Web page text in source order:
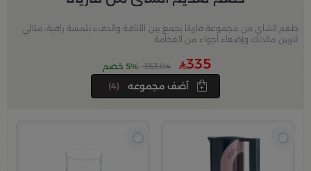
طقم الشاي من مجموعة فاريانا يجمع بين الأناقة والدفء بلمسة راقية، مثالي
لتزيين مائدتك وإضفاء أجواء من الفخامة
335
353.04 5% خصم
(4)